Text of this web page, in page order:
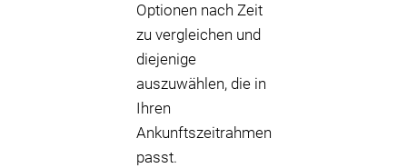
Optionen nach Zeit
zu vergleichen und
diejenige
auszuwählen, die in
Ihren
Ankunftszeitrahmen
passt.